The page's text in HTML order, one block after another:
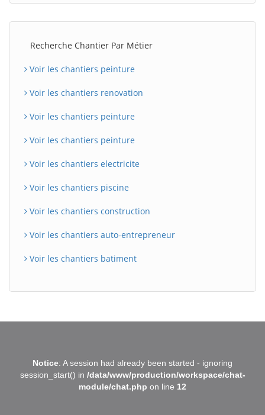
Recherche Chantier Par Métier
Voir les chantiers peinture
Voir les chantiers renovation
Voir les chantiers peinture
Voir les chantiers peinture
Voir les chantiers electricite
Voir les chantiers piscine
Voir les chantiers construction
Voir les chantiers auto-entrepreneur
Voir les chantiers batiment
Notice: A session had already been started - ignoring
session_start() in /data/www/production/workspace/chat-
module/chat.php on line 12
B
Assistant en ligne